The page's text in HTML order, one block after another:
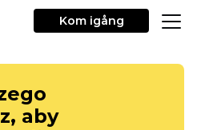
Kom igång
aby